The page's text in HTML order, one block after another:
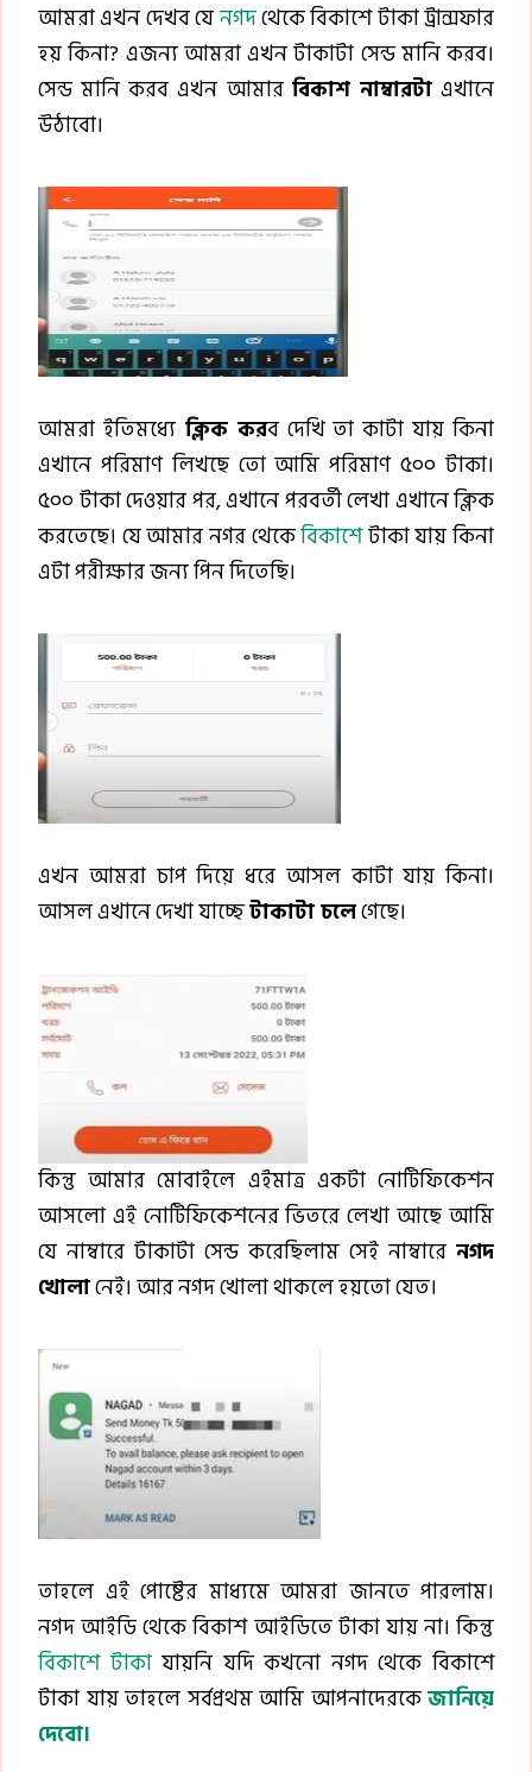
আমরা এখন দেখব যেনগদথেকে বিকাশে টাকা ট্রান্সফার
হয় কিনা? এজন্য আমরা এখন টাকাটা সেন্ড মানি করব।
সেন্ড মানি করব এখন আমার বিকাশ নাম্বারটাএখানে
উঠাবো।
আমরা ইতিমধ্যেক্লিক করব দেখি তা কাটা যায় কিনা
এখানে পরিমাণ লিখছে তো আমি পরিমাণ ৫০০ টাকা।
৫০০ টাকা দেওয়ার পর, এখানে পরবর্তী লেখা এখানে ক্লিক
করতেছে। যে আমার নগর থেকেবিকাশেটাকা যায় কিনা
এটা পরীক্ষার জন্য পিন দিতেছি।
এখন আমরা চাপ দিয়ে ধরে আসল কাটা যায় কিনা।
আসল এখানে দেখা যাচ্ছেটাকাটা চলেগেছে।
কিন্তু আমার মোবাইলে এইমাত্র একটা নোটিফিকেশন
আসলো এই নোটিফিকেশনের ভিতরে লেখা আছে আমি
যে নাম্বারে টাকাটা সেন্ড করেছিলাম সেই নাম্বারে নগদ
খোলানেই। আর নগদ খোলা থাকলে হয়তো যেত।
তাহলে এই পোষ্টের মাধ্যমে আমরা জানতে পারলাম।
নগদ আইডি থেকে বিকাশ আইডিতে টাকা যায় না। কিন্তু
বিকাশে টাকাযায়নি যদি কখনো নগদ থেকে বিকাশে
টাকা যায় তাহলে সর্বপ্রথম আমি আপনাদেরকেজানিয়ে
দেবো।